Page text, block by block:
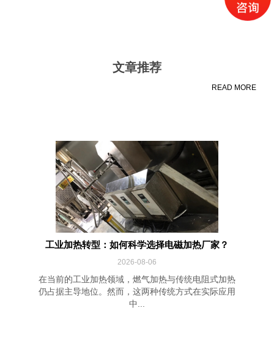
文章推荐
READ MORE
工业加热转型：如何科学选择电磁加热厂家？
2026-08-06
在当前的工业加热领域，燃气加热与传统电阻式加热
仍占据主导地位。然而，这两种传统方式在实际应用
中...